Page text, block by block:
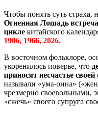
Чтобы понять суть
Огненная Лошадь
цикле китайского
1906, 1966, 2026.
В восточном фольклоре,
укоренилось поверье, что
приносят несчастье
называли «ума-онна»
чрезмерно своевольными,
«сжечь» своего супруга